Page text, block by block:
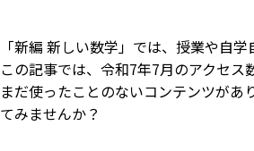
「新編 新しい数学」では、授業や自
この記事では、令和7年7月のアクセス
まだ使ったことのないコンテンツが
てみませんか？